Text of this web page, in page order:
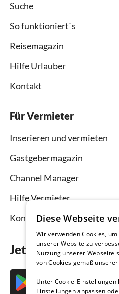
Suche
So funktioniert`s
Reisemagazin
Hilfe Urlauber
Kontakt
Für Vermieter
Inserieren und vermieten
Gastgebermagazin
Channel Manager
Hilfe Vermieter
Kontakt
Jetzt die App
Diese Webseite
Wir verwenden Cookies,
unserer Website zu
Nutzung unserer Webseite
von Cookies gemäß
Unter Cookie-Einstellungen
Einstellungen anpassen